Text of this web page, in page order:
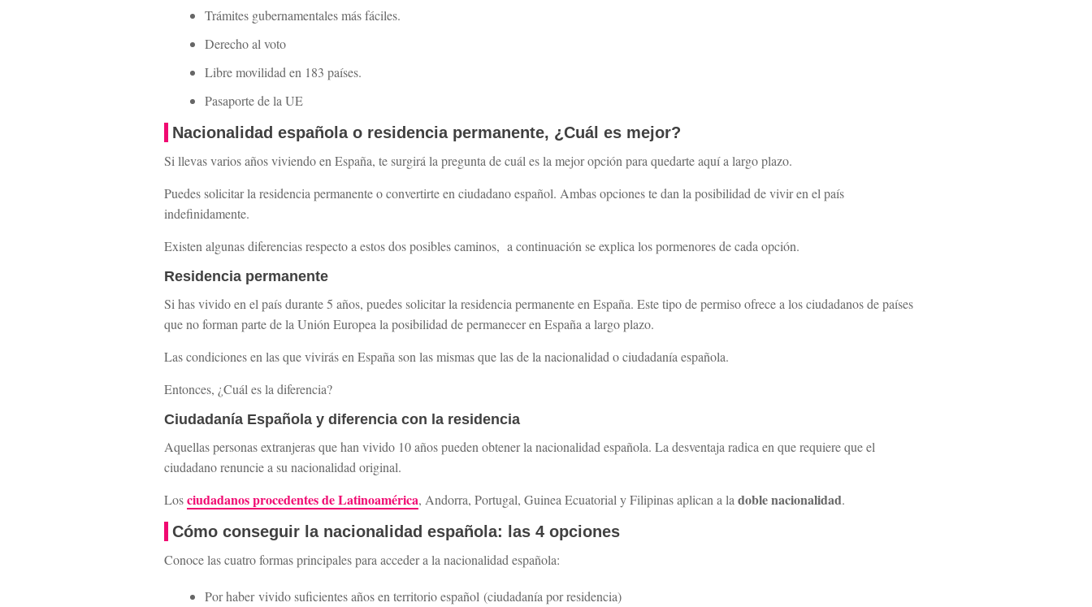
Trámites gubernamentales más fáciles.
Derecho al voto
Libre movilidad en 183 países.
Pasaporte de la UE
Nacionalidad española o residencia permanente, ¿Cuál es mejor?
Si llevas varios años viviendo en España, te surgirá la pregunta de cuál es la mejor opción para quedarte aquí a largo plazo.
Puedes solicitar la residencia permanente o convertirte en ciudadano español. Ambas opciones te dan la posibilidad de vivir en el país
indefinidamente.
Existen algunas diferencias respecto a estos dos posibles caminos, a continuación se explica los pormenores de cada opción.
Residencia permanente
Si has vivido en el país durante 5 años, puedes solicitar la residencia permanente en España. Este tipo de permiso ofrece a los ciudadanos de países
que no forman parte de la Unión Europea la posibilidad de permanecer en España a largo plazo.
Las condiciones en las que vivirás en España son las mismas que las de la nacionalidad o ciudadanía española.
Entonces, ¿Cuál es la diferencia?
Ciudadanía Española y diferencia con la residencia
Aquellas personas extranjeras que han vivido 10 años pueden obtener la nacionalidad española. La desventaja radica en que requiere que el
ciudadano renuncie a su nacionalidad original.
Losciudadanos procedentes de Latinoamérica, Andorra, Portugal, Guinea Ecuatorial y Filipinas aplican a ladoble nacionalidad.
Cómo conseguir la nacionalidad española: las 4 opciones
Conoce las cuatro formas principales para acceder a la nacionalidad española:
Por haber vivido suficientes años en territorio español (ciudadanía por residencia)